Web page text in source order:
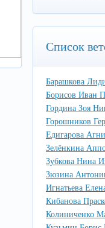
Список
Барашкова
Борисов Иван
Гордина Зоя
Горошников
Едигарова
Зелёнкина
Зубкова Нина
Зюзина
Игнатьева
Кибанова
Колиниченко